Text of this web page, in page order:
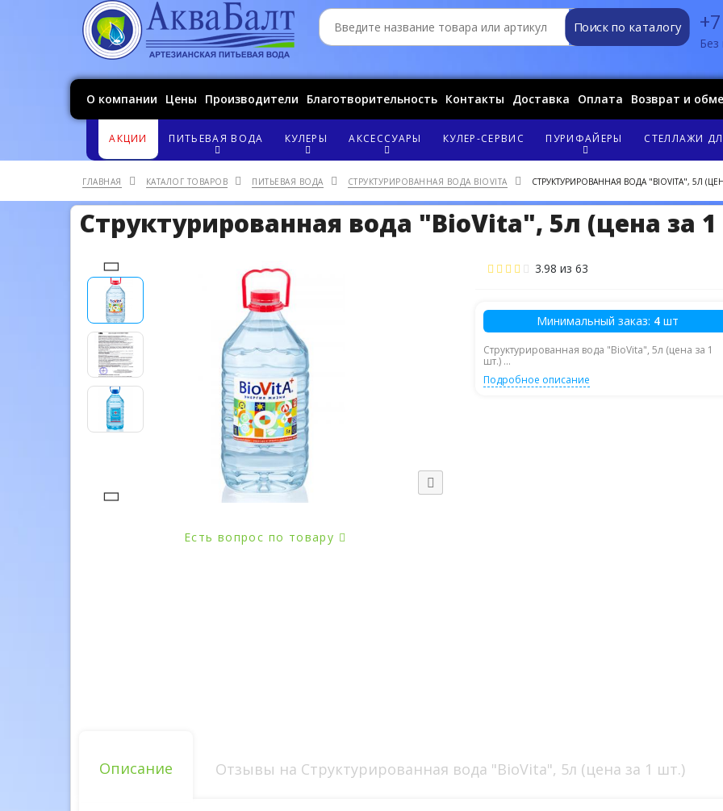
Поиск по каталогу
О компании Цены Производители Благотворительность Контакты Доставка Оплата Возврат и
АКЦИИ ПИТЬЕВАЯ ВОДА КУЛЕРЫ АКСЕССУАРЫ КУЛЕР-СЕРВИС ПУРИФАЙЕРЫ СТЕЛЛАЖИ
ГЛАВНАЯ КАТАЛОГ ТОВАРОВ ПИТЬЕВАЯ ВОДА СТРУКТУРИРОВАННАЯ ВОДА BIOVITA СТРУКТУРИРОВАННАЯ ВОДА "BIOVITA", 5Л
Структурированная вода "BioVita", 5л (цена за
Есть вопрос по товару
3.98 из 63
Минимальный заказ: 4 шт
Структурированная вода "BioVita", 5л (цена за 1
шт.) ...
Подробное описание
Описание Отзывы на Структурированная вода "BioVita", 5л (цена за 1 шт.)